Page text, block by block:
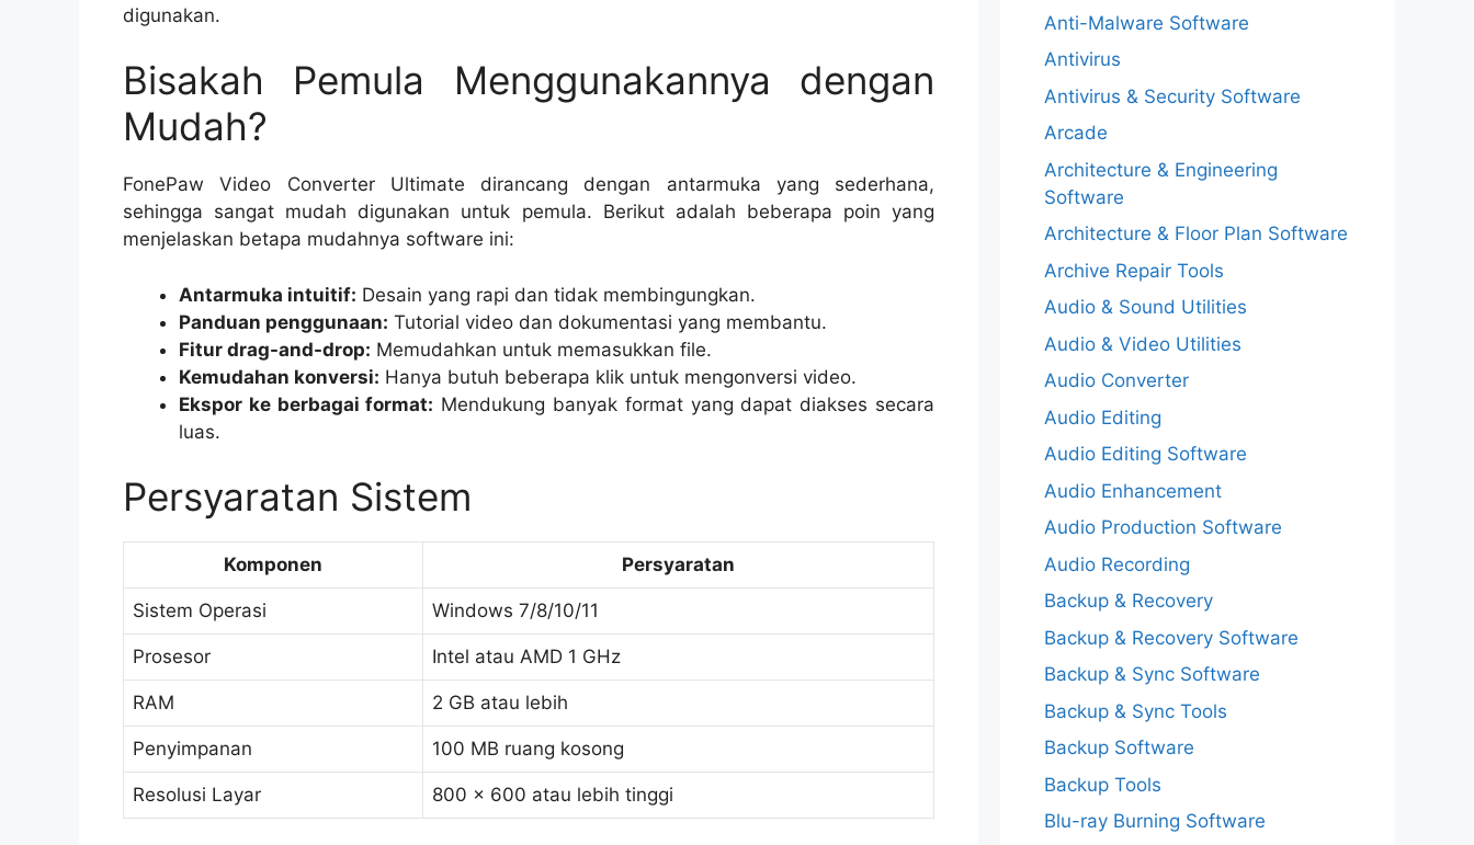
digunakan.
Bisakah Pemula Menggunakannya dengan
Mudah?
FonePaw Video Converter Ultimate dirancang dengan antarmuka yang sederhana,
sehingga sangat mudah digunakan untuk pemula. Berikut adalah beberapa poin yang
menjelaskan betapa mudahnya software ini:
Antarmuka intuitif: Desain yang rapi dan tidak membingungkan.
Panduan penggunaan: Tutorial video dan dokumentasi yang membantu.
Fitur drag-and-drop: Memudahkan untuk memasukkan file.
Kemudahan konversi: Hanya butuh beberapa klik untuk mengonversi video.
Ekspor ke berbagai format: Mendukung banyak format yang dapat diakses secara
luas.
Persyaratan Sistem
Komponen Persyaratan
Sistem Operasi Windows 7/8/10/11
Prosesor Intel atau AMD 1 GHz
RAM 2 GB atau lebih
Penyimpanan 100 MB ruang kosong
Resolusi Layar 800 x 600 atau lebih tinggi
Anti-Malware Software
Antivirus
Antivirus & Security Software
Arcade
Architecture & Engineering
Software
Architecture & Floor Plan Software
Archive Repair Tools
Audio & Sound Utilities
Audio & Video Utilities
Audio Converter
Audio Editing
Audio Editing Software
Audio Enhancement
Audio Production Software
Audio Recording
Backup & Recovery
Backup & Recovery Software
Backup & Sync Software
Backup & Sync Tools
Backup Software
Backup Tools
Blu-ray Burning Software